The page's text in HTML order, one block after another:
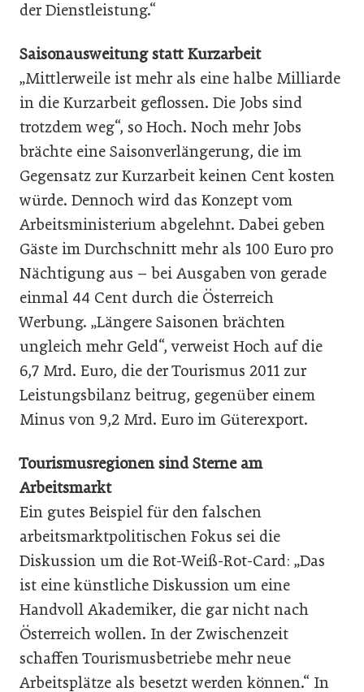
der Dienstleistung.“
Saisonausweitung statt Kurzarbeit
„Mittlerweile ist mehr als eine halbe Milliarde
in die Kurzarbeit geflossen. Die Jobs sind
trotzdem weg“, so Hoch. Noch mehr Jobs
brächte eine Saisonverlängerung, die im
Gegensatz zur Kurzarbeit keinen Cent kosten
würde. Dennoch wird das Konzept vom
Arbeitsministerium abgelehnt. Dabei geben
Gäste im Durchschnitt mehr als 100 Euro pro
Nächtigung aus – bei Ausgaben von gerade
einmal 44 Cent durch die Österreich
Werbung. „Längere Saisonen brächten
ungleich mehr Geld“, verweist Hoch auf die
6,7 Mrd. Euro, die der Tourismus 2011 zur
Leistungsbilanz beitrug, gegenüber einem
Minus von 9,2 Mrd. Euro im Güterexport.
Tourismusregionen sind Sterne am
Arbeitsmarkt
Ein gutes Beispiel für den falschen
arbeitsmarktpolitischen Fokus sei die
Diskussion um die Rot-Weiß-Rot-Card: „Das
ist eine künstliche Diskussion um eine
Handvoll Akademiker, die gar nicht nach
Österreich wollen. In der Zwischenzeit
schaffen Tourismusbetriebe mehr neue
Arbeitsplätze als besetzt werden können.“ In